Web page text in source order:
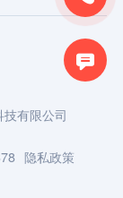

有限公司
隐私政策